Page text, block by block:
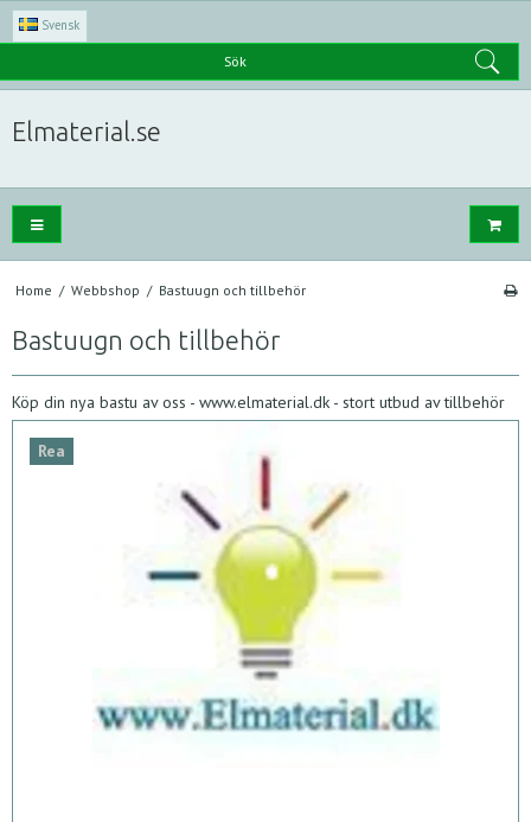
Svensk
Sök
Elmaterial.se
Home / Webbshop / Bastuugn och tillbehör
Bastuugn och tillbehör
Köp din nya bastu av oss - www.elmaterial.dk - stort utbud av tillbehör
Rea